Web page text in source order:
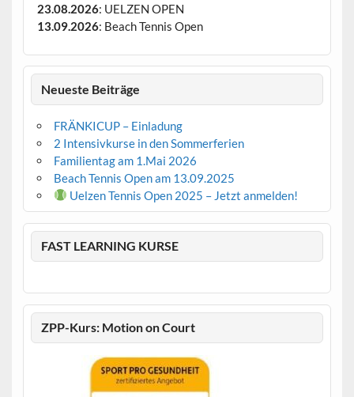
23.08.2026: UELZEN OPEN
13.09.2026: Beach Tennis Open
Neueste Beiträge
FRÄNKICUP – Einladung
2 Intensivkurse in den Sommerferien
Familientag am 1.Mai 2026
Beach Tennis Open am 13.09.2025
Uelzen Tennis Open 2025 – Jetzt anmelden!
FAST LEARNING KURSE
ZPP-Kurs: Motion on Court